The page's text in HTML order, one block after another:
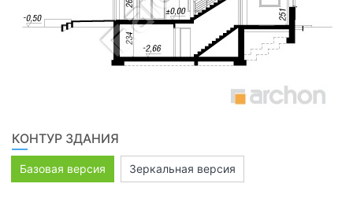
КОНТУР ЗДАНИЯ
Базовая версия Зеркальная версия